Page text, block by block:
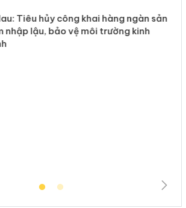
Hưng Yên: Xử lý 6 hộ kinh doanh bán
hàng giả mạo nhãn hiệu Adidas, Nike